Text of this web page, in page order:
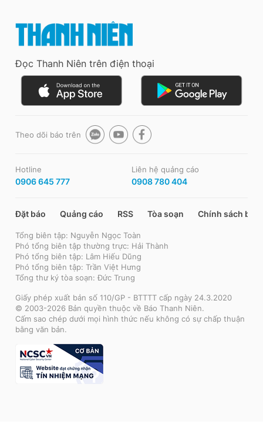
Đọc Thanh Niên trên điện thoại
Theo dõi báo trên
Hotline
0906 645 777
Liên hệ quảng cáo
0908 780 404
Đặt báo Quảng cáo RSS Tòa soạn Chính sách bảo
Tổng biên tập: Nguyễn Ngọc Toàn
Phó tổng biên tập thường trực: Hải Thành
Phó tổng biên tập: Lâm Hiếu Dũng
Phó tổng biên tập: Trần Việt Hưng
Tổng thư ký tòa soạn: Đức Trung
Giấy phép xuất bản số 110/GP - BTTTT cấp ngày 24.3.2020
© 2003-2026 Bản quyền thuộc về Báo Thanh Niên.
Cấm sao chép dưới mọi hình thức nếu không có sự chấp thuận
bằng văn bản.